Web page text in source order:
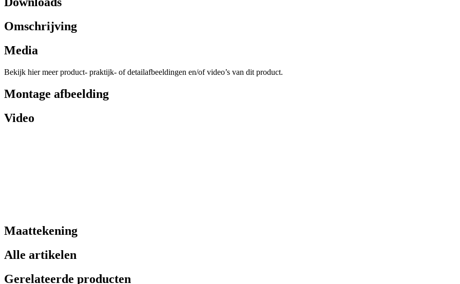
Omschrijving
Media
Bekijk hier meer product- praktijk- of detailafbeeldingen en/of video’s van dit product.
Montage afbeelding
Video
Maattekening
Alle artikelen
Gerelateerde producten